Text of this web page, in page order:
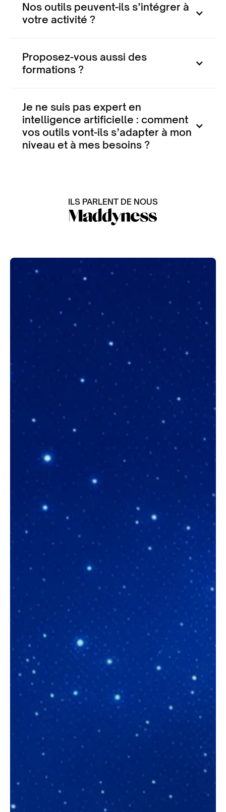
Nos outils peuvent-ils s’intégrer à
votre activité ?
Proposez-vous aussi des
formations ?
Je ne suis pas expert en
intelligence artificielle : comment
vos outils vont-ils s’adapter à mon
niveau et à mes besoins ?
ILS PARLENT DE NOUS